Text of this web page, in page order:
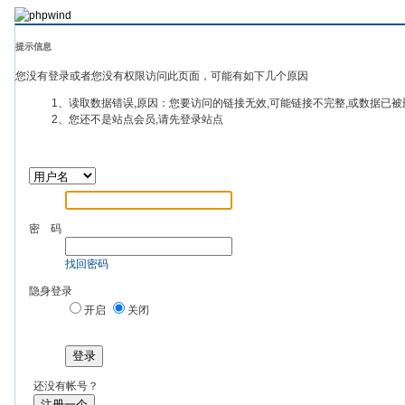
提示信息
您没有登录或者您没有权限访问此页面，可能有如下几个原因
1、读取数据错误,原因：您要访问的链接无效,可能链接不完整,或数据已
2、您还不是站点会员,请先登录站点
密 码
找回密码
隐身登录
开启
关闭
登录
还没有帐号？